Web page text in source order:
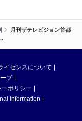
月刊ザテレビジョン首都
イセンスについて
プ
ポリシー
Information